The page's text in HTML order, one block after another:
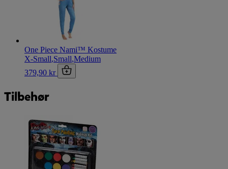
One Piece Nami™ Kostume
X-Small,Small,Medium
379,90 kr
Tilbehør